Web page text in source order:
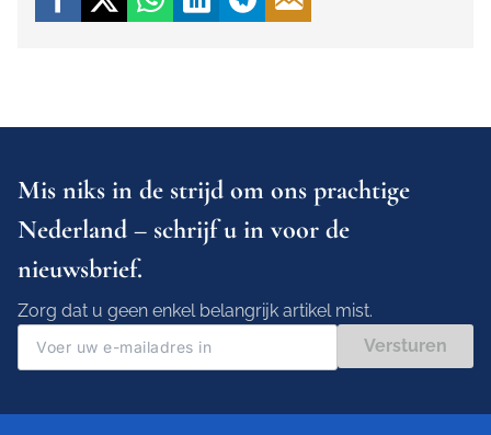
Mis niks in de strijd om ons prachtige
Nederland – schrijf u in voor de
nieuwsbrief.
Zorg dat u geen enkel belangrijk artikel mist.
Versturen